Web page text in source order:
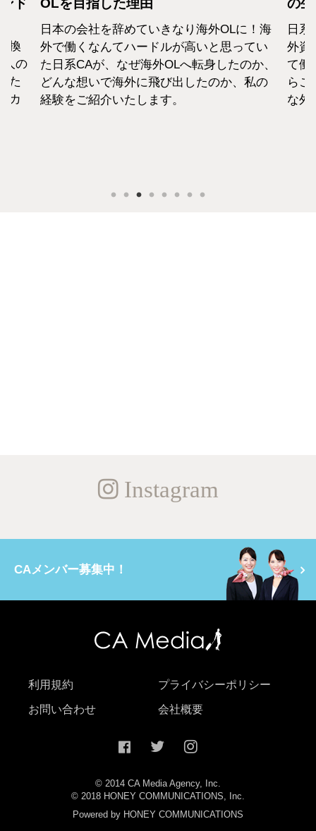
ド
換
人の
た
カ
OLを目指した理由
日本の会社を辞めていきなり海外OLに！海
外で働くなんてハードルが高いと思ってい
た日系CAが、なぜ海外OLへ転身したのか、
どんな想いで海外に飛び出したのか、私の
経験をご紹介いたします。
の
日
外資
て働
らこ
な外
Instagram
CAメンバー募集中！
利用規約 プライバシーポリシー
お問い合わせ 会社概要
© 2014 CA Media Agency, Inc.
© 2018 HONEY COMMUNICATIONS, Inc.
Powered by HONEY COMMUNICATIONS